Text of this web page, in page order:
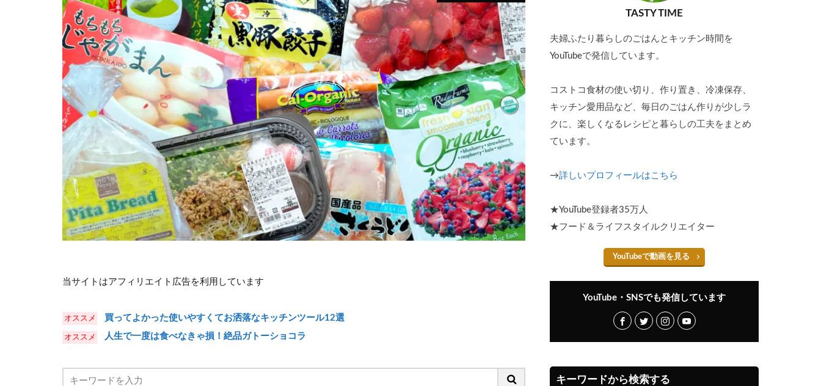
当サイトはアフィリエイト広告を利用しています
買ってよかった使いやすくてお洒落なキッチンツール12選
人生で一度は食べなきゃ損！絶品ガトーショコラ
TASTY TIME
夫婦ふたり暮らしのごはんとキッチン時間を
YouTubeで発信しています。
コストコ食材の使い切り、作り置き、冷凍保存、
キッチン愛用品など、毎日のごはん作りが少しラ
クに、楽しくなるレシピと暮らしの工夫をまとめ
ています。
→詳しいプロフィールはこちら
★YouTube登録者35万人
★フード＆ライフスタイルクリエイター
YouTubeで動画を見る
YouTube・SNSでも発信しています
キーワードから検索する